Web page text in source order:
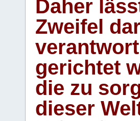
Daher
Zweifel
gerichtet
die zu
dieser